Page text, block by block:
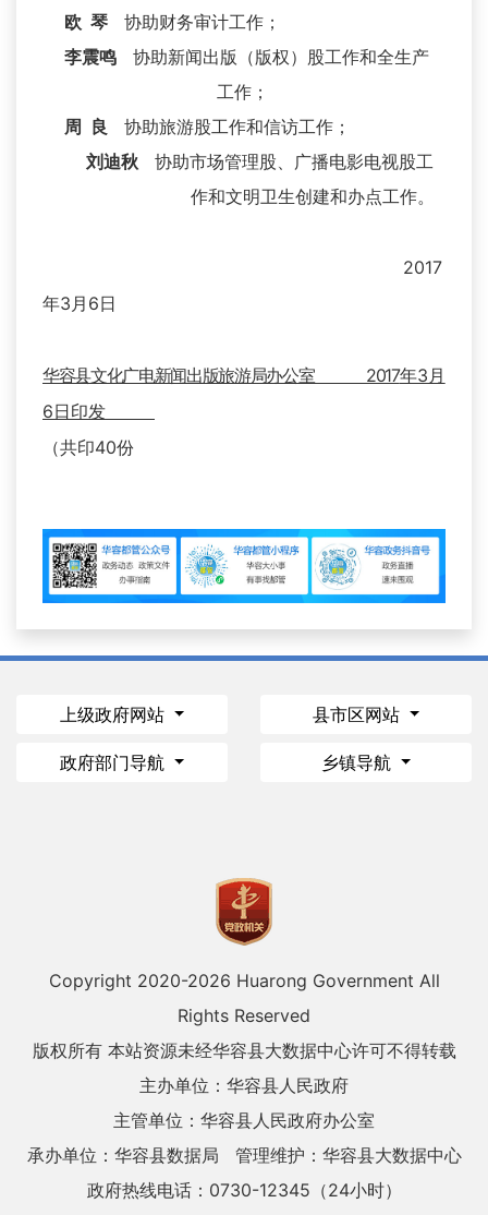
欧 琴 协助财务审计工作；
李震鸣 协助新闻出版（版权）股工作和全生产
工作；
周 良 协助旅游股工作和信访工作；
刘迪秋协助市场管理股、广播电影电视股工
作和文明卫生创建和办点工作。
2017
年3月6日
华容县文化广电新闻出版旅游局办公室 2017年3月
6日印发
（共印40份
上级政府网站 县市区网站
政府部门导航 乡镇导航
Copyright 2020-2026 Huarong Government All
Rights Reserved
版权所有 本站资源未经华容县大数据中心许可不得转载
主办单位：华容县人民政府
主管单位：华容县人民政府办公室
承办单位：华容县数据局
管理维护：华容县大数据中心
政府热线电话：0730-12345（24小时）